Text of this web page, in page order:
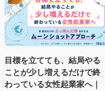
目標を立てても、結局やる
ことが少し増えるだけで終
わっている女性起業家へ｜